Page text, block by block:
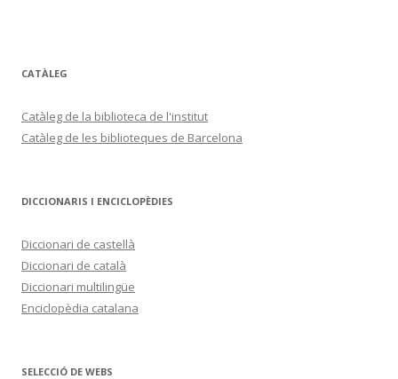
CATÀLEG
Catàleg de la biblioteca de l'institut
Catàleg de les biblioteques de Barcelona
DICCIONARIS I ENCICLOPÈDIES
Diccionari de castellà
Diccionari de català
Diccionari multilingüe
Enciclopèdia catalana
SELECCIÓ DE WEBS